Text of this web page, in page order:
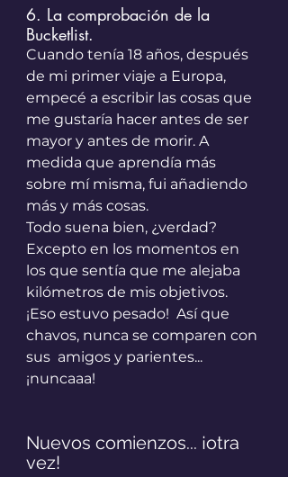
6. La comprobación de la
Bucketlist.
Cuando tenía 18 años, después
de mi primer viaje a Europa,
empecé a escribir las cosas que
me gustaría hacer antes de ser
mayor y antes de morir. A
medida que aprendía más
sobre mí misma, fui añadiendo
más y más cosas.
Todo suena bien, ¿verdad?
Excepto en los momentos en
los que sentía que me alejaba
kilómetros de mis objetivos.
¡Eso estuvo pesado!  Así que
chavos, nunca se comparen con
sus  amigos y parientes...
¡nuncaaa!
Nuevos comienzos... ¡otra
vez!